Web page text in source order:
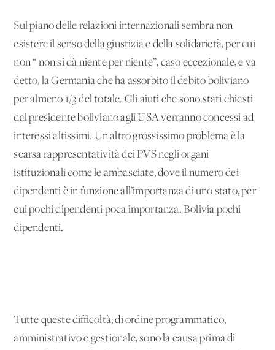
Sul piano delle relazioni internazionali sembra non
esistere il senso della giustizia e della solidarietà, per cui
non “ non si dà niente per niente”, caso eccezionale, e va
detto, la Germania che ha assorbito il debito boliviano
per almeno 1/3 del totale. Gli aiuti che sono stati chiesti
dal presidente boliviano agli USA verranno concessi ad
interessi altissimi. Un altro grossissimo problema è la
scarsa rappresentatività dei PVS negli organi
istituzionali come le ambasciate, dove il numero dei
dipendenti è in funzione all’importanza di uno stato, per
cui pochi dipendenti poca importanza. Bolivia pochi
dipendenti.
Tutte queste difficoltà, di ordine programmatico,
amministrativo e gestionale, sono la causa prima di